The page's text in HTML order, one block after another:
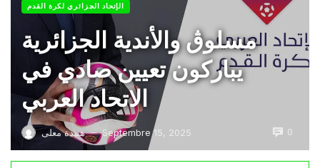
الإتحاد الجزائري لكرة القدم
مسلوڨ والأندية الجزائرية
يباركون تعيين صادي في
الاتحاد العربي
هنيدة معلى — Septembre 15, 2025 0